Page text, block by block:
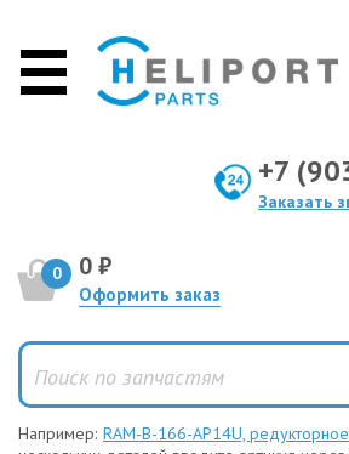
+7
Заказать
0 0 ₽
Оформить заказ
Например: RAM-B-166-AP14U,